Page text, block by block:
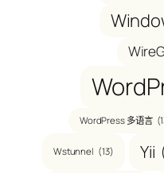
WordPress 多语言
Wstunnel (13) Yii